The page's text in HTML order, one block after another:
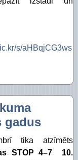
s/aHBqjCG3ws
gadus
tika atzīmēts
STOP 4–7 10.